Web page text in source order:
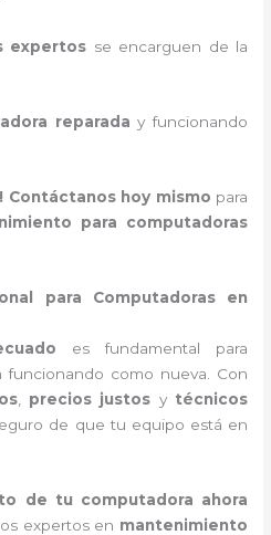
expertos se encarguen de la
reparada y funcionando
Contáctanos hoy mismo para
para computadoras
para Computadoras en
es fundamental para
como nueva. Con
, precios justos y técnicos
de que tu equipo está en
de tu computadora ahora
expertos en mantenimiento